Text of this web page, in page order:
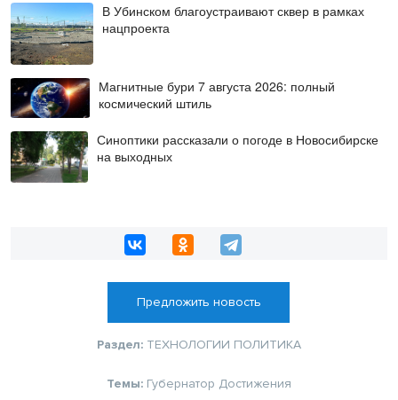
В Убинском благоустраивают сквер в рамках
нацпроекта
Магнитные бури 7 августа 2026: полный
космический штиль
Синоптики рассказали о погоде в Новосибирске
на выходных
Предложить новость
Раздел: ТЕХНОЛОГИИ ПОЛИТИКА
Темы: Губернатор Достижения